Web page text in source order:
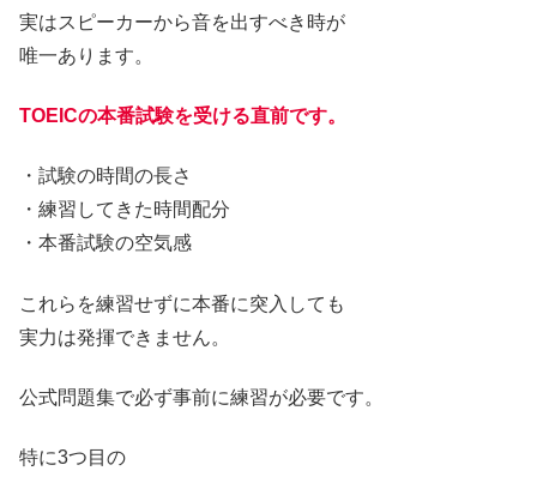
実はスピーカーから音を出すべき時が
唯一あります。
TOEICの本番試験を受ける直前です。
・試験の時間の長さ
・練習してきた時間配分
・本番試験の空気感
これらを練習せずに本番に突入しても
実力は発揮できません。
公式問題集で必ず事前に練習が必要です。
特に3つ目の